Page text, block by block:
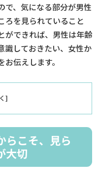
で、気になる部分が男性
ろを見られていること
ができれば、男性は年齢
識しておきたい、女性か
伝えします。
らこそ、見ら
大切